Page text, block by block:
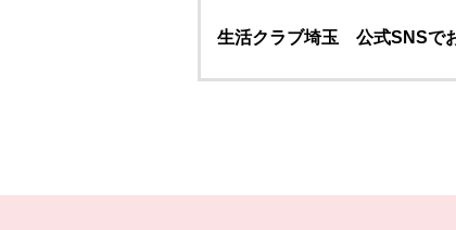
生活クラブ埼玉 公式SNSで